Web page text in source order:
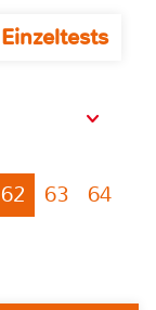
62 63
64